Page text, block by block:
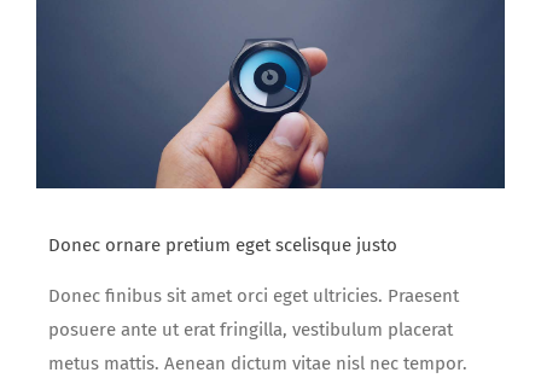
Donec ornare pretium eget scelisque justo
Donec finibus sit amet orci eget ultricies. Praesent
posuere ante ut erat fringilla, vestibulum placerat
metus mattis. Aenean dictum vitae nisl nec tempor.